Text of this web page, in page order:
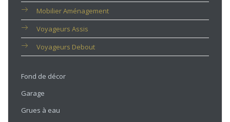
Mobilier Aménagement
Voyageurs Assis
Voyageurs Debout
Fond de décor
Garage
Grues à eau